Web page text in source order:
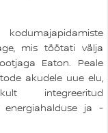
mis töötati välja
Eaton. Peale
akudele uue elu,
integreeritud
energiahalduse ja -